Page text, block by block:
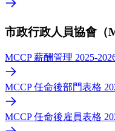
市政行政人員協會（
MCCP 薪酬管理 2025-
MCCP 任命後部門表格
MCCP 任命後雇員表格